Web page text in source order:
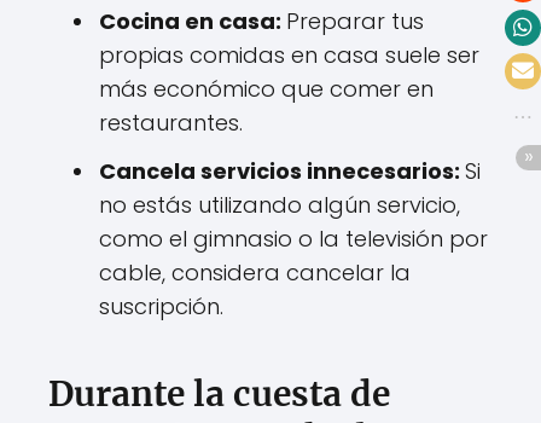
Cocina en casa: Preparar tus
propias comidas en casa suele ser
más económico que comer en
restaurantes.
Cancela servicios innecesarios: Si
no estás utilizando algún servicio,
como el gimnasio o la televisión por
cable, considera cancelar la
suscripción.
Durante la cuesta de